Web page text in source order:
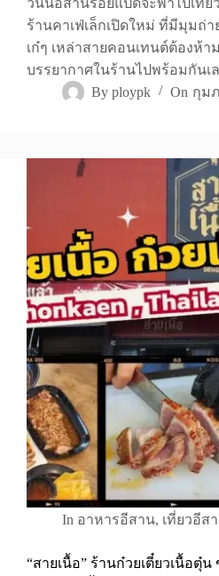
ร้านคาเฟ่เล็กเปิดใหม่ ที่มีมุมถ่
เก๋ๆ เหล่าสายคอนเทนต์ต้องห้า
บรรยากาศในร้านไปพร้อมกันเ
By ploypk On กุม
In อาหารอีสาน, เที่ยวอีส
“สายเนื้อ” ร้านก๋วยเตี๋ยวเนื้อตุ๋